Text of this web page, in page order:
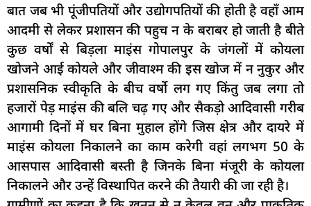
बात जब भी पूंजीपतियों और उद्योगपतियों की होती है वहाँ आम
आदमी से लेकर प्रशासन की पहुच न के बराबर हो जाती है बीते
कुछ वर्षों से बिड़ला माइंस गोपालपुर के जंगलों में कोयला
खोजने आई कोयले और जीवाश्म की इस खोज में न नुकुर और
प्रशासनिक स्वीकृति के बीच वर्षो लग गए किंतु जब लगा तो
हजारों पेड़ माइंस की बलि चढ़ गए और सैकड़ो आदिवासी गरीब
आगामी दिनों में घर बिना मुहाल होंगे जिस क्षेत्र और दायरे में
माइंस कोयला निकालने का काम करेगी वहां लगभग 50 के
आसपास आदिवासी बस्ती है जिनके बिना मंजूरी के कोयला
निकालने और उन्हें विस्थापित करने की तैयारी की जा रही है।